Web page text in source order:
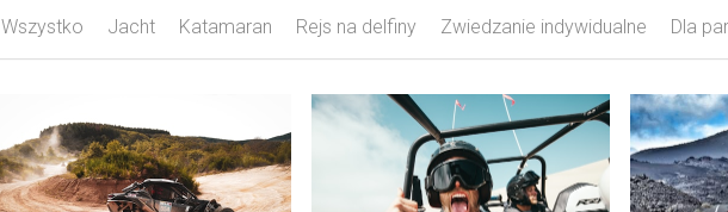
Wszystko Jacht Katamaran Rejs na delfiny Zwiedzanie indywidualne Dla par